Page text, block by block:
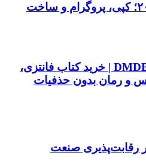
ساخت سوئیچ پژو ۲۰۷؛ کپی، پروگرام و ساخت
فروشگاه کتاب DMDBook | خرید کتاب فانتزی،
و رمان بدون حذفیات
رقابت‌پذیری صنعت